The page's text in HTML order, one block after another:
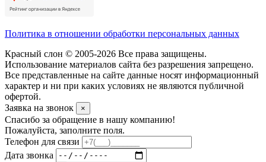
Политика в отношении обработки персональных данных
Красный слон © 2005-2026 Все права защищены.
Использование материалов сайта без разрешения запрещено.
Все представленные на сайте данные носят информационный
характер и ни при каких условиях не являются публичной
офертой.
Заявка на звонок
×
Спасибо за обращение в нашу компанию!
Пожалуйста, заполните поля.
Телефон для связи
Дата звонка